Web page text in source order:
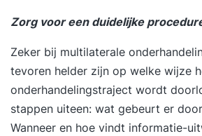
Zorg voor een duidelijke
Zeker bij multilaterale
tevoren helder zijn op welke wijze
onderhandelingstraject wordt
stappen uiteen: wat gebeurt er
Wanneer en hoe vindt informatie-